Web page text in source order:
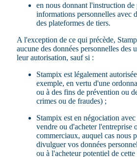
en nous donnant l'instruction de
informations personnelles avec
des plateformes de tiers.
A l'exception de ce qui précède,
aucune des données personnelles des
leur autorisation, sauf si :
Stampix est légalement
exemple, en vertu d'une
ou à des fins de prévention ou
crimes ou de fraudes) ;
Stampix est en négociation
vendre ou d'acheter l'entreprise
commerciaux, auquel cas nous
divulguer vos données
ou à l'acheteur potentiel de